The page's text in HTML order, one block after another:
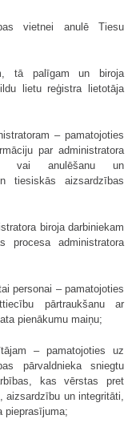
vietnei anulē Tiesu
tā palīgam un biroja
lietu reģistra lietotāja
– pamatojoties
par administratora
vai anulēšanu un
tiesiskās aizsardzības
biroja darbiniekam
procesa administratora
personai – pamatojoties
pārtraukšanu ar
pienākumu maiņu;
– pamatojoties uz
pārvaldnieka sniegtu
kas vērstas pret
un integritāti,
pieprasījuma;